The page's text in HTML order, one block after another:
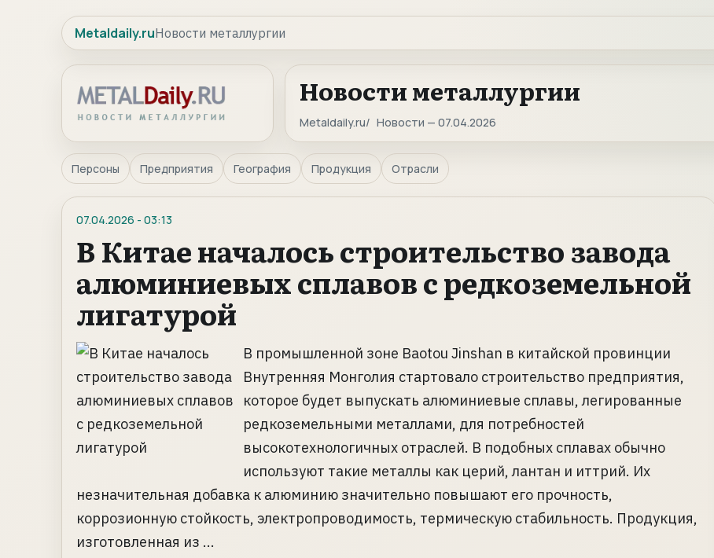
Metaldaily.ruНовости металлургии
Новости металлургии
Metaldaily.ru Новости — 07.04.2026
Персоны Предприятия География Продукция Отрасли
07.04.2026 - 03:13
В Китае началось строительство завода
алюминиевых сплавов с редкоземельной
лигатурой
В промышленной зоне Baotou Jinshan в китайской провинции
Внутренняя Монголия стартовало строительство предприятия,
которое будет выпускать алюминиевые сплавы, легированные
редкоземельными металлами, для потребностей
высокотехнологичных отраслей. В подобных сплавах обычно
используют такие металлы как церий, лантан и иттрий. Их
незначительная добавка к алюминию значительно повышают его прочность,
коррозионную стойкость, электропроводимость, термическую стабильность. Продукция,
изготовленная из ...